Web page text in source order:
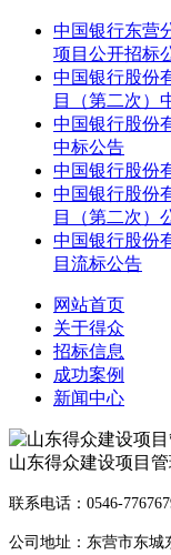
中国银行东营
项目公开招标
中国银行股份
目（第二次）
中国银行股份
中标公告
中国银行股份
中国银行股份
目（第二次）
中国银行股份
目流标公告
网站首页
关于得众
招标信息
成功案例
新闻中心
山东得众建设项目
联系电话：0546-
公司地址：东营市东城